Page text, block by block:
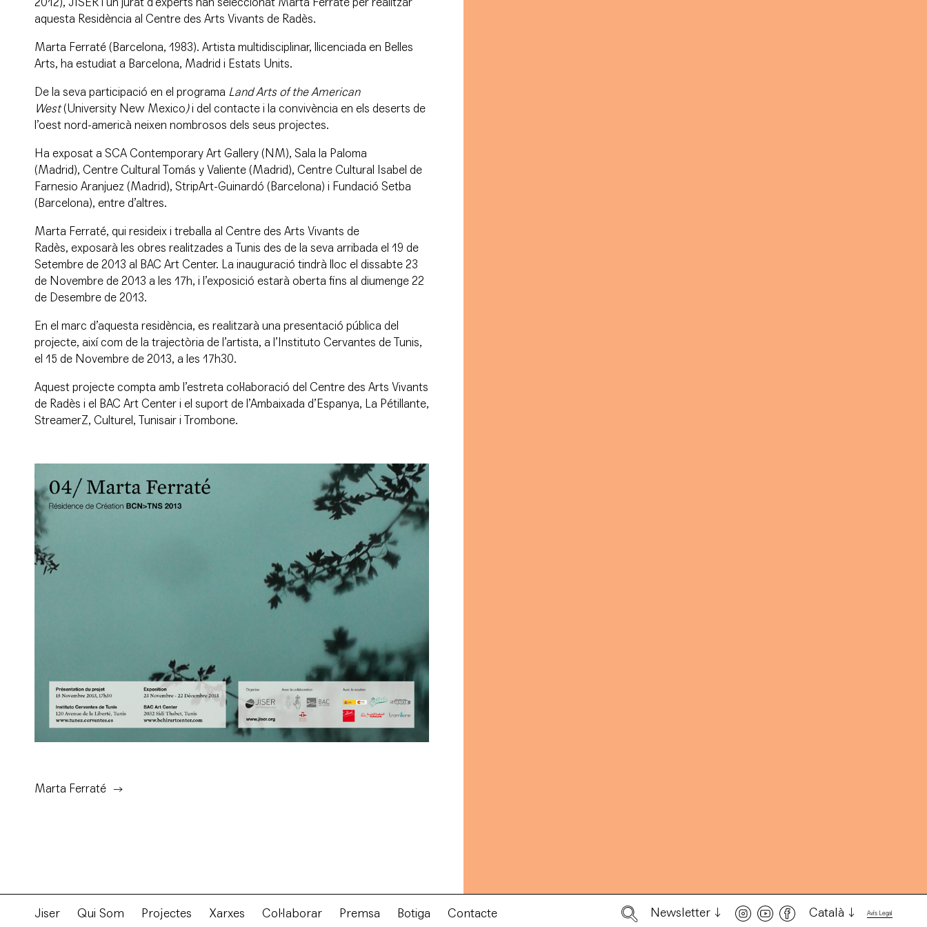
Jiser Qui Som Projectes Xarxes Col·laborar Premsa Botiga Contacte Newsletter Català Avís Legal
aquesta Residència al Centre des Arts Vivants de Radès.
Marta Ferraté(Barcelona, 1983). Artista multidisciplinar, llicenciada en Belles
Arts, ha estudiat a Barcelona, Madrid i Estats Units.
De la seva participació en el programa Land Arts of the American
West(University New Mexico)i del contacte i la convivència en els deserts de
l’oest nord-americà neixen nombrosos dels seus projectes.
Ha exposat a SCA Contemporary Art Gallery (NM), Sala la Paloma
(Madrid), Centre Cultural Tomás y Valiente (Madrid), Centre Cultural Isabel de
Farnesio Aranjuez (Madrid), StripArt-Guinardó (Barcelona) i Fundació Setba
(Barcelona), entre d’altres.
Marta Ferraté, qui resideix i treballa al Centre des Arts Vivants de
Radès, exposarà les obres realitzades a Tunis des de la seva arribada el 19 de
Setembre de 2013 al BAC Art Center. La inauguració tindrà lloc el dissabte 23
de Novembre de 2013 a les 17h, i l’exposició estarà oberta fins al diumenge 22
de Desembre de 2013.
En el marc d’aquesta residència, es realitzarà una presentació pública del
projecte, així com de la trajectòria de l’artista, a l’ Instituto Cervantes de Tunis,
el 15 de Novembre de 2013, a les 17h30.
Aquest projecte compta amb l’estreta col·laboració del Centre des Arts Vivants
de Radès i el BAC Art Center i el suport de l’Ambaixada d’Espanya, La Pétillante,
StreamerZ, Culturel, Tunisair i Trombone.
Marta Ferraté